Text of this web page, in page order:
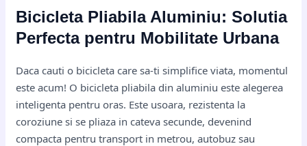
Bicicleta Pliabila Aluminiu: Solutia
Perfecta pentru Mobilitate Urbana
Daca cauti o bicicleta care sa-ti simplifice viata, momentul
este acum! O bicicleta pliabila din aluminiu este alegerea
inteligenta pentru oras. Este usoara, rezistenta la
coroziune si se pliaza in cateva secunde, devenind
compacta pentru transport in metrou, autobuz sau